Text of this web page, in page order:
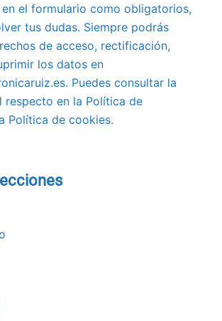
el formulario como obligatorios,
tus dudas. Siempre podrás
de acceso, rectificación,
los datos en
Puedes consultar la
respecto en la Política de
Política de cookies.